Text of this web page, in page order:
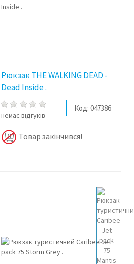
Рюкзак THE WALKING DEAD -
Dead Inside .
немає відгуків
Код: 047386
Товар закінчився!